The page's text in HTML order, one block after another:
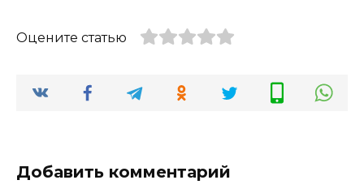
Оцените статью
Добавить комментарий